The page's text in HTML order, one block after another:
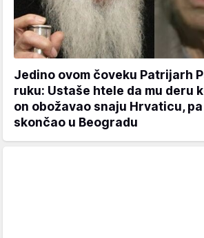
Jedino ovom čoveku Patrijarh
ruku: Ustaše htele da mu deru
on obožavao snaju Hrvaticu,
skončao u Beogradu